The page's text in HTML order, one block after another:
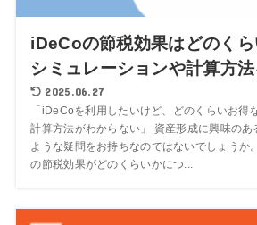
iDeCoの節税効果はどのく
シミュレーションや計算方法
2025.06.27
「iDeCoを利用したいけど、どのくらいお得
計算方法がわからない」 資産形成に興味のあ
ような疑問をお持ちなのではないでしょうか
の節税効果がどのくらいかにつ...